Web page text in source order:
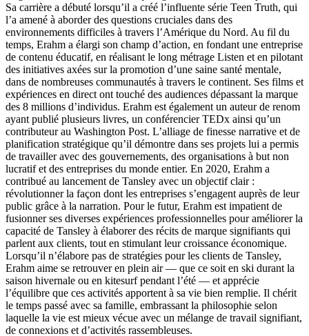
Sa carrière a débuté lorsqu’il a créé l’influente série Teen Truth, qui
l’a amené à aborder des questions cruciales dans des
environnements difficiles à travers l’Amérique du Nord. Au fil du
temps, Erahm a élargi son champ d’action, en fondant une entreprise
de contenu éducatif, en réalisant le long métrage Listen et en pilotant
des initiatives axées sur la promotion d’une saine santé mentale,
dans de nombreuses communautés à travers le continent. Ses films et
expériences en direct ont touché des audiences dépassant la marque
des 8 millions d’individus. Erahm est également un auteur de renom
ayant publié plusieurs livres, un conférencier TEDx ainsi qu’un
contributeur au Washington Post. L’alliage de finesse narrative et de
planification stratégique qu’il démontre dans ses projets lui a permis
de travailler avec des gouvernements, des organisations à but non
lucratif et des entreprises du monde entier. En 2020, Erahm a
contribué au lancement de Tansley avec un objectif clair :
révolutionner la façon dont les entreprises s’engagent auprès de leur
public grâce à la narration. Pour le futur, Erahm est impatient de
fusionner ses diverses expériences professionnelles pour améliorer la
capacité de Tansley à élaborer des récits de marque signifiants qui
parlent aux clients, tout en stimulant leur croissance économique.
Lorsqu’il n’élabore pas de stratégies pour les clients de Tansley,
Erahm aime se retrouver en plein air — que ce soit en ski durant la
saison hivernale ou en kitesurf pendant l’été — et apprécie
l’équilibre que ces activités apportent à sa vie bien remplie. Il chérit
le temps passé avec sa famille, embrassant la philosophie selon
laquelle la vie est mieux vécue avec un mélange de travail signifiant,
de connexions et d’activités rassembleuses.